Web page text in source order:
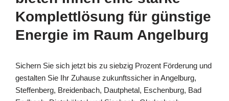
Komplettlösung für günstige
Energie im Raum Angelburg
Sichern Sie sich jetzt bis zu siebzig Prozent Förderung und
gestalten Sie Ihr Zuhause zukunftssicher in Angelburg,
Steffenberg, Breidenbach, Dautphetal, Eschenburg, Bad